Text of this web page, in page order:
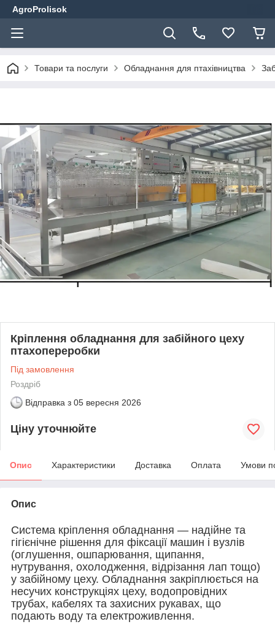
AgroProlisok
Товари та послуги Обладнання для птахівництва
Кріплення обладнання для забійного цеху
птахопереробки
Під замовлення
Роздріб
Відправка з 05 вересня 2026
Ціну уточнюйте
Опис Характеристики Доставка Оплата Умови
Опис
Система кріплення обладнання — надійне та
гігієнічне рішення для фіксації машин і вузлів
(оглушення, ошпарювання, щипання,
нутрування, охолодження, відрізання лап тощо)
у забійному цеху. Обладнання закріплюється на
несучих конструкціях цеху, водопровідних
трубах, кабелях та захисних рукавах, що
подають воду та електроживлення.